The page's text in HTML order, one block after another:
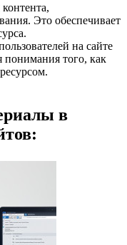
Это обеспечивает
на сайте
понимания того, как
в